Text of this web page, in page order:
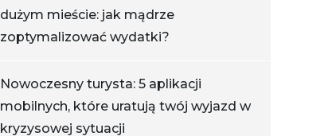
dużym mieście: jak mądrze
zoptymalizować wydatki?
Nowoczesny turysta: 5 aplikacji
mobilnych, które uratują twój wyjazd w
kryzysowej sytuacji